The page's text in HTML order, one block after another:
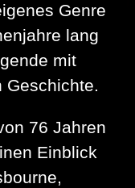
Genre
lang
mit
Geschichte.
76 Jahren
Einblick